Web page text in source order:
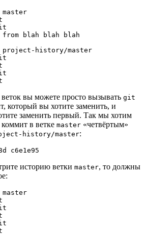
from blah blah blah
history/master
вы можете просто вызывать git
который вы хотите заменить, и
заменить первый. Так мы хотим
в ветке master «четвёртым»
history/master:
c6e1e95
историю ветки master, то должны